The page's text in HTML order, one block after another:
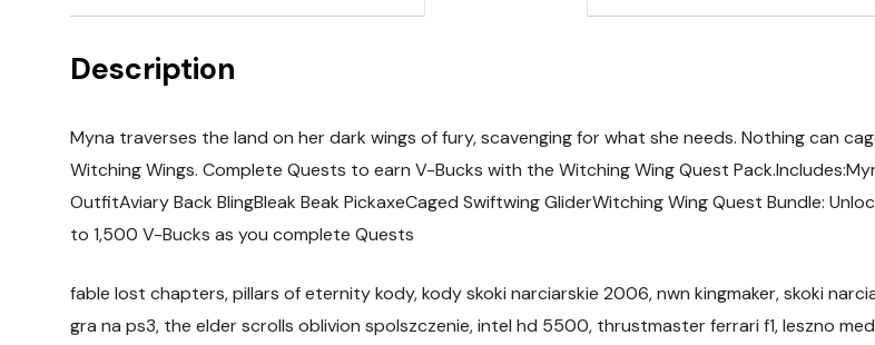
Description
Myna traverses the land on her dark wings of fury, scavenging for what she needs. Nothing can
Witching Wings. Complete Quests to earn V-Bucks with the Witching Wing Quest
OutfitAviary Back BlingBleak Beak PickaxeCaged Swiftwing GliderWitching Wing Quest Bundle:
to 1,500 V-Bucks as you complete Quests
fable lost chapters, pillars of eternity kody, kody skoki narciarskie 2006, nwn kingmaker, skoki
gra na ps3, the elder scrolls oblivion spolszczenie, intel hd 5500, thrustmaster ferrari f1, leszno